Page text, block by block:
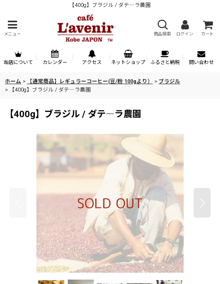
【400g】ブラジル / ダテ―ラ農園
メニュー 商品検索 ログイン カート
当店について カレンダー アクセス ネットショップ ふるさと納税 問い合わせ
ホーム > 【通常商品】レギュラーコーヒー(豆/粉 100gより） > ブラジル
>
【400g】ブラジル / ダテ―ラ農園
【400g】ブラジル / ダテ―ラ農園